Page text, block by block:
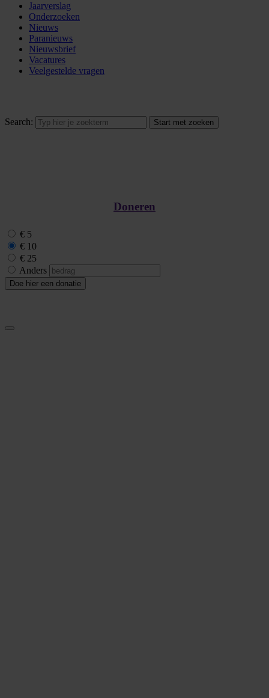
Jaarverslag
Onderzoeken
Nieuws
Paranieuws
Nieuwsbrief
Vacatures
Veelgestelde vragen
Search:
Doneren
€ 5
€ 10
€ 25
Anders
Doe hier een donatie